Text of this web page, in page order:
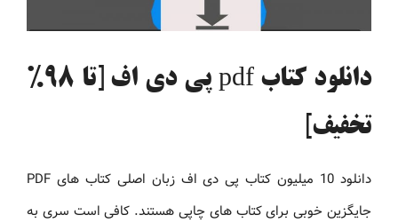
دانلود کتاب pdf پی دی اف [تا 98%
تخفیف]
دانلود 10 میلیون کتاب پی دی اف زبان اصلی کتاب های PDF
جایگزین خوبی برای کتاب های چاپی هستند. کافی است سری به